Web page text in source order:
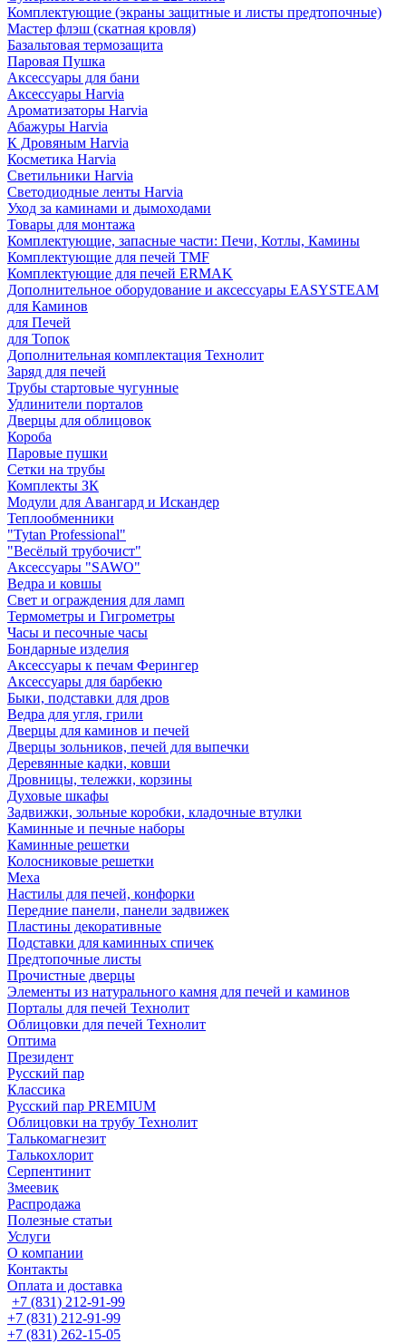
Комплектующие (экраны защитные и листы предтопочные)
Мастер флэш (скатная кровля)
Базальтовая термозащита
Паровая Пушка
Аксессуары для бани
Аксессуары Harvia
Ароматизаторы Harvia
Абажуры Harvia
К Дровяным Harvia
Косметика Harvia
Светильники Harvia
Светодиодные ленты Harvia
Уход за каминами и дымоходами
Товары для монтажа
Комплектующие, запасные части: Печи, Котлы, Камины
Комплектующие для печей TMF
Комплектующие для печей ERMAK
Дополнительное оборудование и аксессуары EASYSTEAM
для Каминов
для Печей
для Топок
Дополнительная комплектация Технолит
Заряд для печей
Трубы стартовые чугунные
Удлинители порталов
Дверцы для облицовок
Короба
Паровые пушки
Сетки на трубы
Комплекты ЗК
Модули для Авангард и Искандер
Теплообменники
"Tytan Professional"
"Весёлый трубочист"
Аксессуары "SAWO"
Ведра и ковшы
Свет и ограждения для ламп
Термометры и Гигрометры
Часы и песочные часы
Бондарные изделия
Аксессуары к печам Ферингер
Аксессуары для барбекю
Быки, подставки для дров
Ведра для угля, грили
Дверцы для каминов и печей
Дверцы зольников, печей для выпечки
Деревянные кадки, ковши
Дровницы, тележки, корзины
Духовые шкафы
Задвижки, зольные коробки, кладочные втулки
Каминные и печные наборы
Каминные решетки
Колосниковые решетки
Меха
Настилы для печей, конфорки
Передние панели, панели задвижек
Пластины декоративные
Подставки для каминных спичек
Предтопочные листы
Прочистные дверцы
Элементы из натурального камня для печей и каминов
Порталы для печей Технолит
Облицовки для печей Технолит
Оптима
Президент
Русский пар
Классика
Русский пар PREMIUM
Облицовки на трубу Технолит
Талькомагнезит
Талькохлорит
Серпентинит
Змеевик
Распродажа
Полезные статьи
Услуги
О компании
Контакты
Оплата и доставка
+7 (831) 212-91-99
+7 (831) 212-91-99
+7 (831) 262-15-05